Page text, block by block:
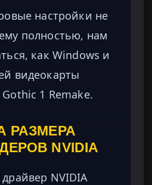
настройки не
полностью, нам
как Windows и
видеокарты
1 Remake.
РАЗМЕРА
NVIDIA
NVIDIA